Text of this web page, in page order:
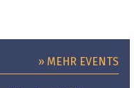
» MEHR EVENTS